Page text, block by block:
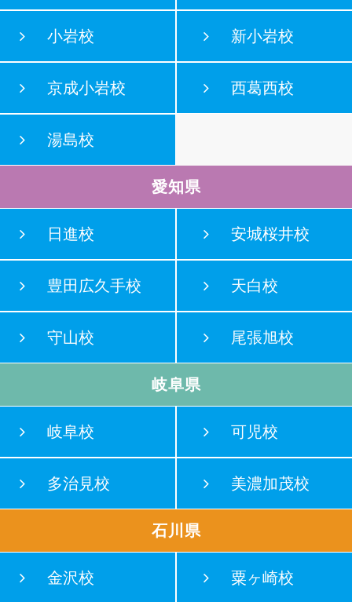
小岩校 新小岩校
京成小岩校 西葛西校
湯島校
愛知県
日進校 安城桜井校
豊田広久手校 天白校
守山校 尾張旭校
岐阜県
岐阜校 可児校
多治見校 美濃加茂校
石川県
金沢校 粟ヶ崎校